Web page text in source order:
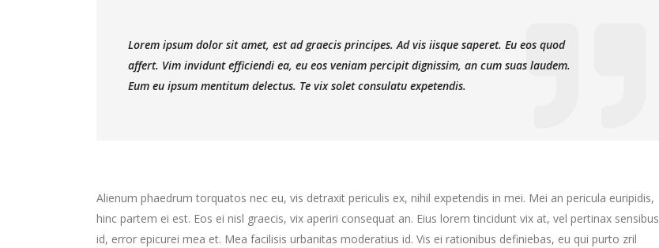
Lorem ipsum dolor sit amet, est ad graecis principes. Ad vis iisque saperet. Eu eos quod
affert. Vim invidunt efficiendi ea, eu eos veniam percipit dignissim, an cum suas laudem.
Eum eu ipsum mentitum delectus. Te vix solet consulatu expetendis.
Alienum phaedrum torquatos nec eu, vis detraxit periculis ex, nihil expetendis in mei. Mei an pericula euripidis,
hinc partem ei est. Eos ei nisl graecis, vix aperiri consequat an. Eius lorem tincidunt vix at, vel pertinax sensibus
id, error epicurei mea et. Mea facilisis urbanitas moderatius id. Vis ei rationibus definiebas, eu qui purto zril